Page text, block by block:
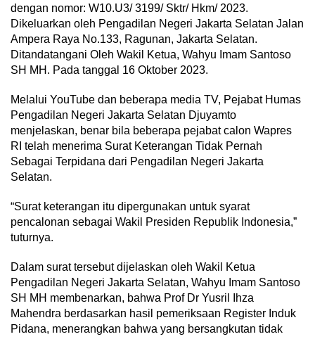
dengan nomor: W10.U3/ 3199/ Sktr/ Hkm/ 2023.
Dikeluarkan oleh Pengadilan Negeri Jakarta Selatan Jalan
Ampera Raya No.133, Ragunan, Jakarta Selatan.
Ditandatangani Oleh Wakil Ketua, Wahyu Imam Santoso
SH MH. Pada tanggal 16 Oktober 2023.
Melalui YouTube dan beberapa media TV, Pejabat Humas
Pengadilan Negeri Jakarta Selatan Djuyamto
menjelaskan, benar bila beberapa pejabat calon Wapres
RI telah menerima Surat Keterangan Tidak Pernah
Sebagai Terpidana dari Pengadilan Negeri Jakarta
Selatan.
“Surat keterangan itu dipergunakan untuk syarat
pencalonan sebagai Wakil Presiden Republik Indonesia,”
tuturnya.
Dalam surat tersebut dijelaskan oleh Wakil Ketua
Pengadilan Negeri Jakarta Selatan, Wahyu Imam Santoso
SH MH membenarkan, bahwa Prof Dr Yusril Ihza
Mahendra berdasarkan hasil pemeriksaan Register Induk
Pidana, menerangkan bahwa yang bersangkutan tidak